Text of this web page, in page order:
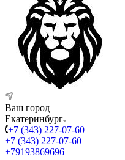
Ваш город
Екатеринбург
+7 (343) 227-07-60
+7 (343) 227-07-60
+79193869696